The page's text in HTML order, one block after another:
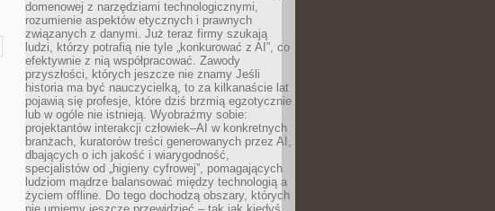
domenowej z narzędziami technologicznymi,
rozumienie aspektów etycznych i prawnych
związanych z danymi. Już teraz firmy szukają
ludzi, którzy potrafią nie tyle „konkurować z AI”, co
efektywnie z nią współpracować. Zawody
przyszłości, których jeszcze nie znamy Jeśli
historia ma być nauczycielką, to za kilkanaście lat
pojawią się profesje, które dziś brzmią egzotycznie
lub w ogóle nie istnieją. Wyobraźmy sobie:
projektantów interakcji człowiek–AI w konkretnych
branżach, kuratorów treści generowanych przez AI,
dbających o ich jakość i wiarygodność,
specjalistów od „higieny cyfrowej”, pomagających
ludziom mądrze balansować między technologią a
życiem offline. Do tego dochodzą obszary, których